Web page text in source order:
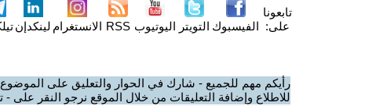
تابعونا
على: الفيسبوك التويتر اليوتيوب RSS الانستغرام لينكدإن
رأيكم مهم للجميع - شارك في الحوار والتعليق على الموضوع
للاطلاع وإضافة التعليقات من خلال الموقع نرجو النقر على -